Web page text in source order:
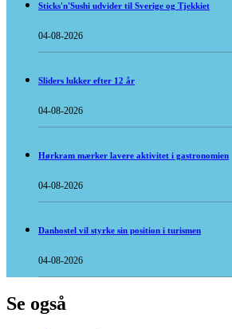
Sticks'n'Sushi udvider til Sverige og Tjekkiet
04-08-2026
Sliders lukker efter 12 år
04-08-2026
Hørkram mærker lavere aktivitet i gastronomien
04-08-2026
Danhostel vil styrke sin position i turismen
04-08-2026
Se også